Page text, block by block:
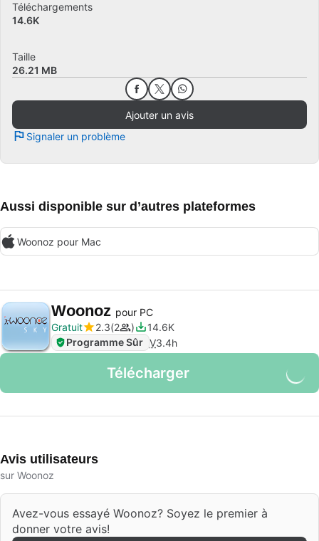
Téléchargements
14.6K
Taille
26.21 MB
Ajouter un avis
Signaler un problème
Aussi disponible sur d’autres plateformes
Woonoz pour Mac
Woonoz pour PC
Gratuit
2.3 2
14.6K
Programme Sûr V3.4h
Télécharger
Avis utilisateurs
sur Woonoz
Avez-vous essayé Woonoz? Soyez le premier à
donner votre avis!